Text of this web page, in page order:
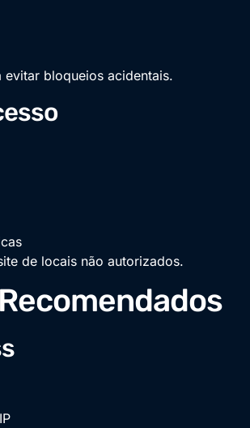
evitar bloqueios acidentais.
de locais não autorizados.